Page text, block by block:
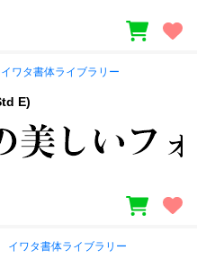
イワタ書体ライブラリー
E)
イワタ書体ライブラリー